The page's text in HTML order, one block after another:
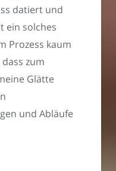
datiert und
ein solches
Prozess kaum
zum
Glätte
und Abläufe